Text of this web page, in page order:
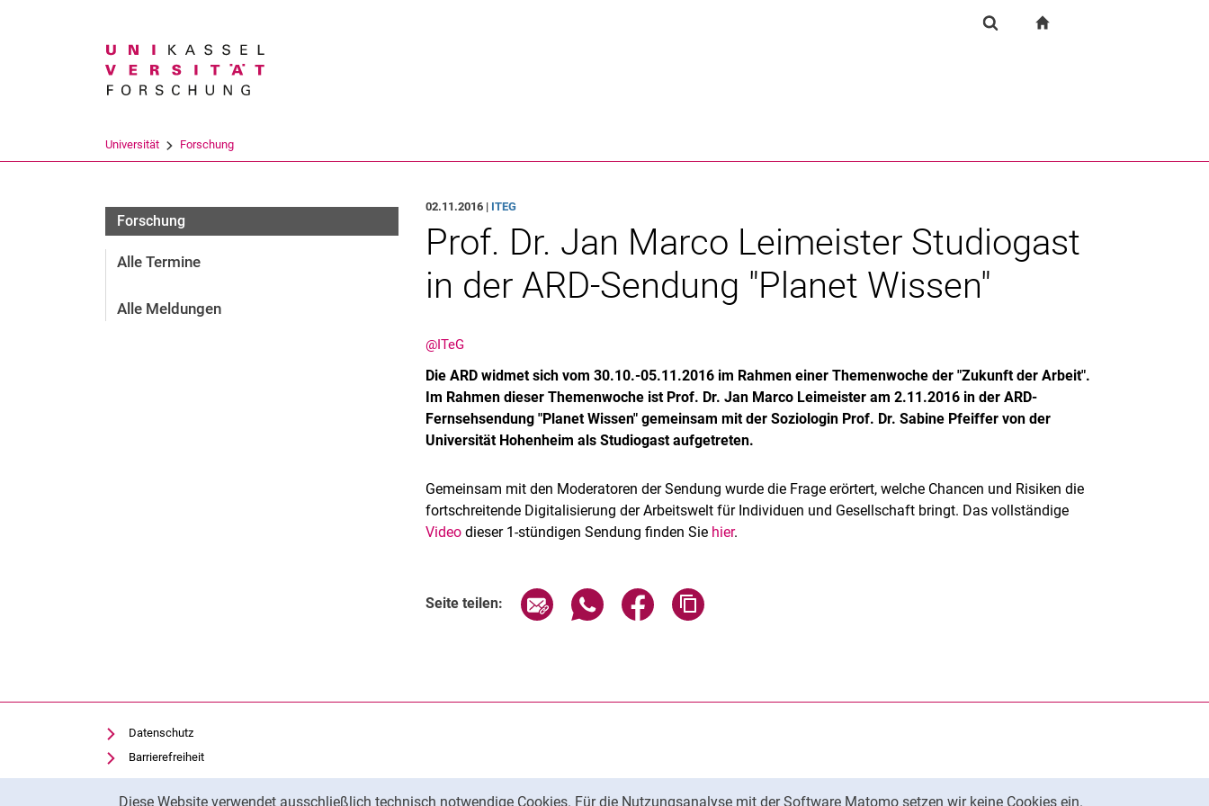
Diese Website verwendet ausschließlich technisch notwendige Cookies. Für die Nutzungsanalyse mit der Software Matomo setzen wir keine Cookies ein.
Universität Forschung
Forschung
Alle Termine
Alle Meldungen
02.11.2016 | ITEG
Prof. Dr. Jan Marco Leimeister Studiogast
in der ARD-Sendung "Planet Wissen"
@ITeG
Die ARD widmet sich vom 30.10.-05.11.2016 im Rahmen einer Themenwoche der "Zukunft der Arbeit".
Im Rahmen dieser Themenwoche ist Prof. Dr. Jan Marco Leimeister am 2.11.2016 in der ARD-
Fernsehsendung "Planet Wissen" gemeinsam mit der Soziologin Prof. Dr. Sabine Pfeiffer von der
Universität Hohenheim als Studiogast aufgetreten.
Gemeinsam mit den Moderatoren der Sendung wurde die Frage erörtert, welche Chancen und Risiken die
fortschreitende Digitalisierung der Arbeitswelt für Individuen und Gesellschaft bringt. Das vollständige
Video dieser 1-stündigen Sendung finden Sie hier.
Seite teilen: Seite über E-Mail teilen
Seite über WhatsApp teilen (externer Link, öffnet neues Fenster)
Seite über Facebook teilen (externer Link, öffnet neues Fenster)
Datenschutz
Barrierefreiheit
Transparenter KI-Einsatz